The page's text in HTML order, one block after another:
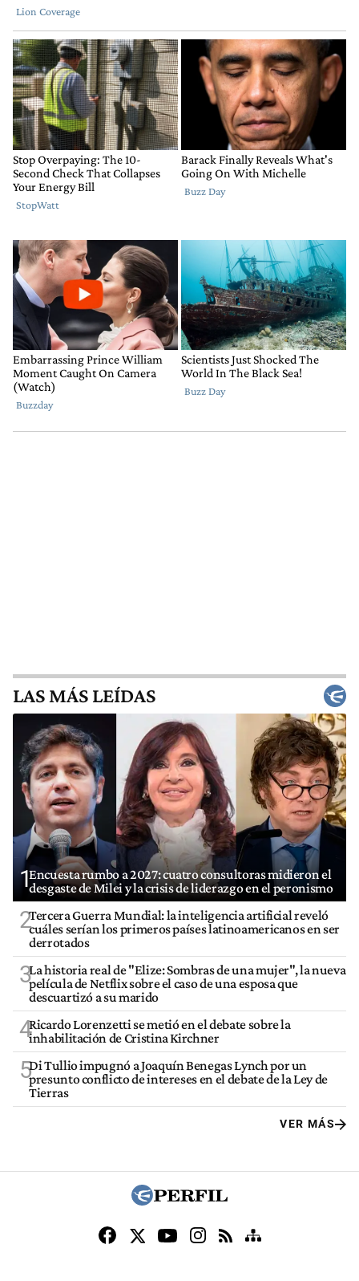
LAS MÁS LEÍDAS
1Encuesta rumbo a 2027: cuatro consultoras midieron el
desgaste de Milei y la crisis de liderazgo en el peronismo
2Tercera Guerra Mundial: la inteligencia artificial reveló
cuáles serían los primeros países latinoamericanos en ser
derrotados
3La historia real de "Elize: Sombras de una mujer", la nueva
película de Netflix sobre el caso de una esposa que
descuartizó a su marido
4Ricardo Lorenzetti se metió en el debate sobre la
inhabilitación de Cristina Kirchner
5Di Tullio impugnó a Joaquín Benegas Lynch por un
presunto conflicto de intereses en el debate de la Ley de
Tierras
VER MÁS